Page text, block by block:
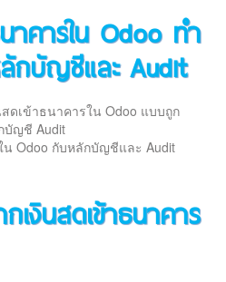
าคารใน Odoo ทำ
ลักบัญชีและ Audit
น Odoo กับหลักบัญชีและ Audit
ธนาคารในระบบ ERP
รายรับจากลูกค้า
ธนาคาร
Journal อย่างไร
งินสดเข้าธนาคาร